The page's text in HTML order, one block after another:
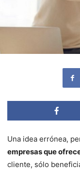
Una idea errónea,
empresas que
cliente, sólo